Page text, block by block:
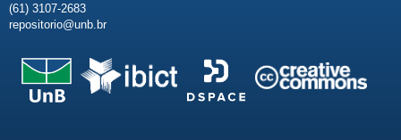
(61) 3107-2683
repositorio@unb.br